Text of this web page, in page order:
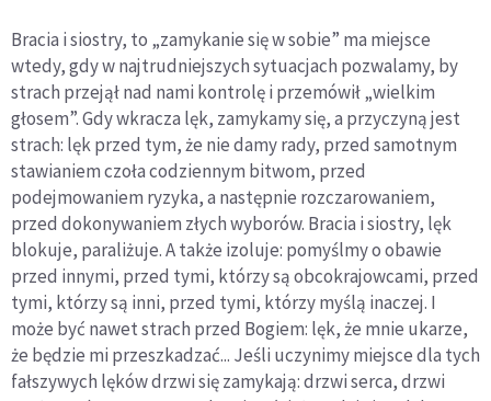
Bracia i siostry, to „zamykanie się w sobie” ma miejsce
wtedy, gdy w najtrudniejszych sytuacjach pozwalamy, by
strach przejął nad nami kontrolę i przemówił „wielkim
głosem”. Gdy wkracza lęk, zamykamy się, a przyczyną jest
strach: lęk przed tym, że nie damy rady, przed samotnym
stawianiem czoła codziennym bitwom, przed
podejmowaniem ryzyka, a następnie rozczarowaniem,
przed dokonywaniem złych wyborów. Bracia i siostry, lęk
blokuje, paraliżuje. A także izoluje: pomyślmy o obawie
przed innymi, przed tymi, którzy są obcokrajowcami, przed
tymi, którzy są inni, przed tymi, którzy myślą inaczej. I
może być nawet strach przed Bogiem: lęk, że mnie ukarze,
że będzie mi przeszkadzać... Jeśli uczynimy miejsce dla tych
fałszywych lęków drzwi się zamykają: drzwi serca, drzwi